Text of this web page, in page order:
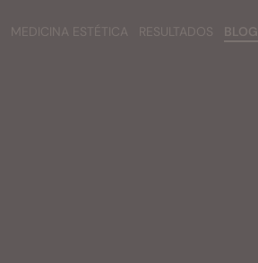
MEDICINA ESTÉTICA RESULTADOS BLOG